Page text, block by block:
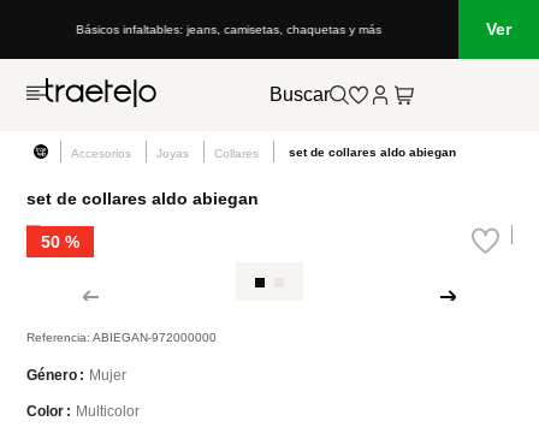
Básicos infaltables: jeans, camisetas, chaquetas y más Ver
Buscar
Accesorios Joyas Collares set de collares aldo abiegan
set de collares aldo abiegan
50 %
Referencia:ABIEGAN-972000000
Género Mujer
Color Multicolor